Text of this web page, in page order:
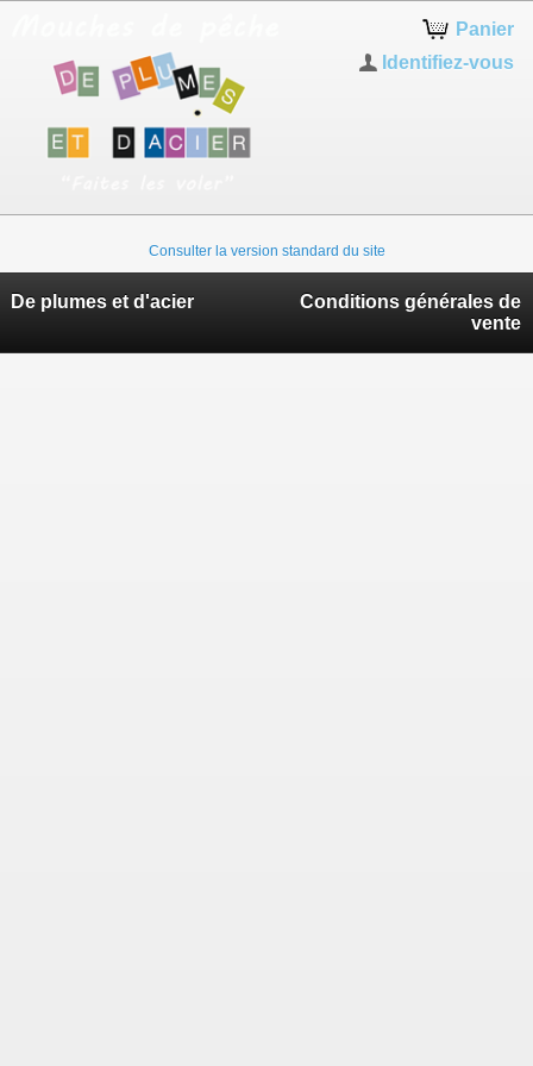
Panier
Identifiez-vous
Consulter la version standard du site
De plumes et d'acier
Conditions générales de
vente